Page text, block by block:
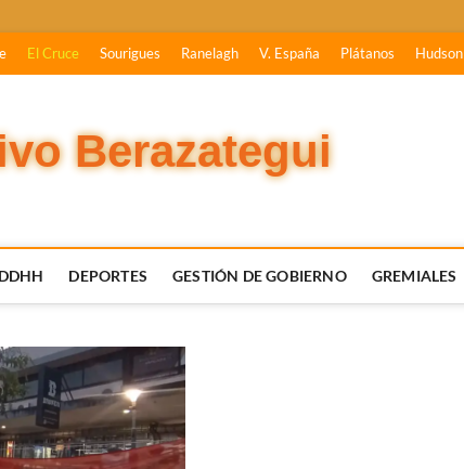
El Cruce Sourigues Ranelagh V. España Plátanos Hudson
Berazategui
DDHH DEPORTES GESTIÓN DE GOBIERNO GREMIALES